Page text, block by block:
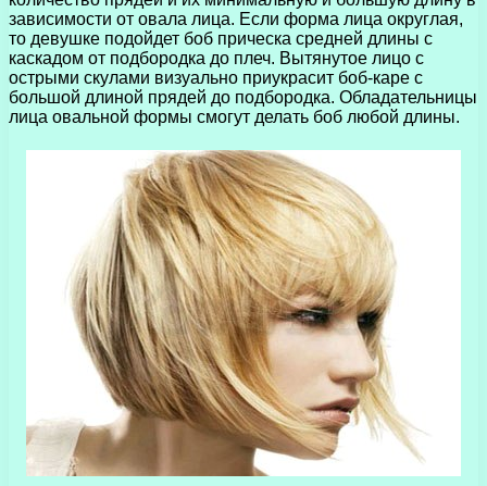
зависимости от овала лица. Если форма лица округлая,
то девушке подойдет боб прическа средней длины с
каскадом от подбородка до плеч. Вытянутое лицо с
острыми скулами визуально приукрасит боб-каре с
большой длиной прядей до подбородка. Обладательницы
лица овальной формы смогут делать боб любой длины.